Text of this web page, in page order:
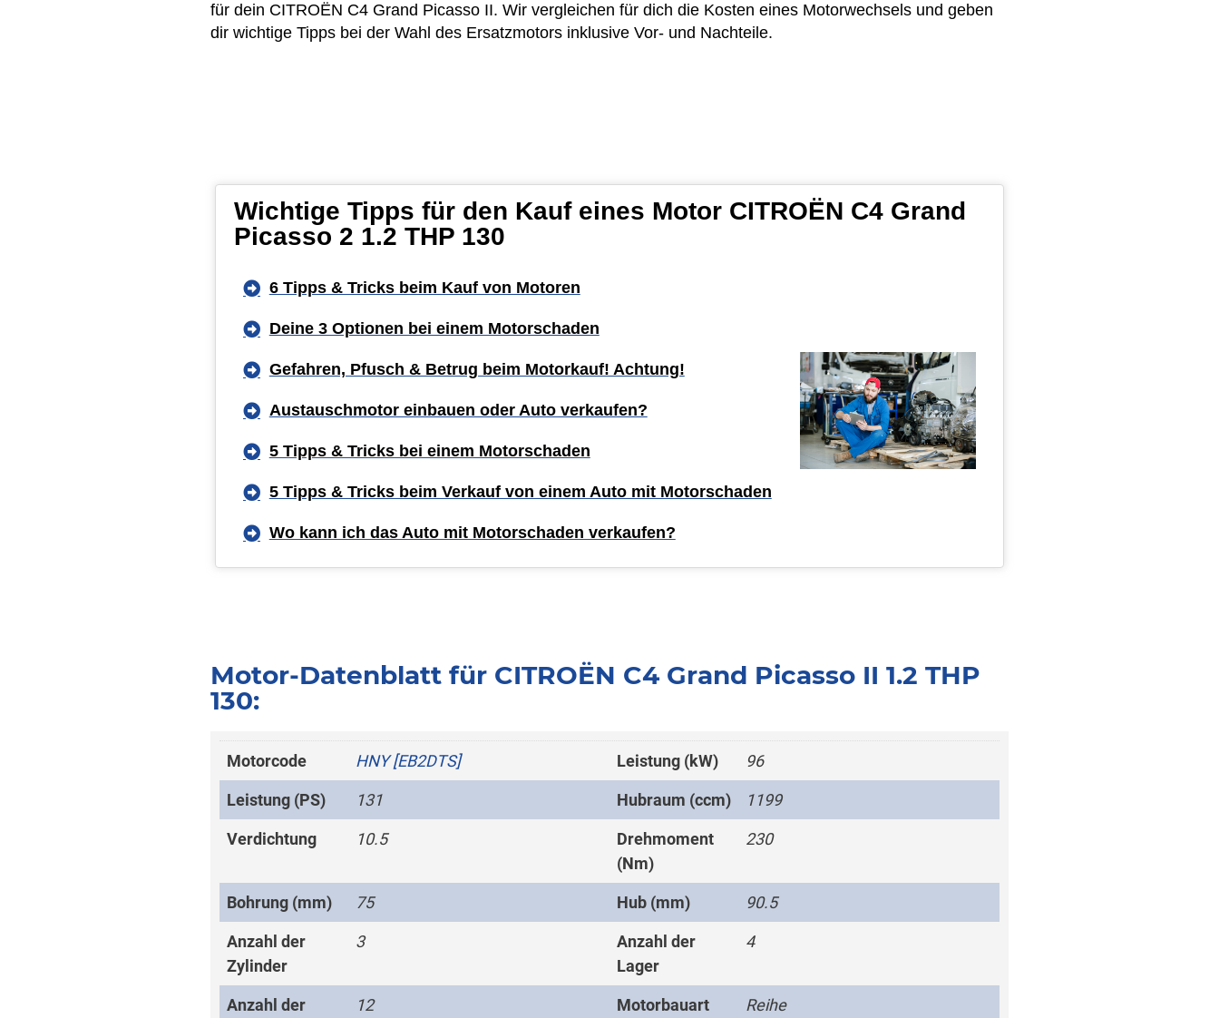
für dein CITROËN C4 Grand Picasso II. Wir vergleichen für dich die Kosten eines Motorwechsels und geben
dir wichtige Tipps bei der Wahl des Ersatzmotors inklusive Vor- und Nachteile.
Wichtige Tipps für den Kauf eines Motor CITROËN C4 Grand
Picasso 2 1.2 THP 130
6 Tipps & Tricks beim Kauf von Motoren
Deine 3 Optionen bei einem Motorschaden
Gefahren, Pfusch & Betrug beim Motorkauf! Achtung!
Austauschmotor einbauen oder Auto verkaufen?
5 Tipps & Tricks bei einem Motorschaden
5 Tipps & Tricks beim Verkauf von einem Auto mit Motorschaden
Wo kann ich das Auto mit Motorschaden verkaufen?
Motor-Datenblatt für CITROËN C4 Grand Picasso II 1.2 THP
130:
Motorcode HNY [EB2DTS] Leistung (kW) 96
Leistung (PS) 131 Hubraum (ccm) 1199
Verdichtung 10.5
Drehmoment
(Nm)
230
Bohrung (mm) 75 Hub (mm) 90.5
Anzahl der
Zylinder
3
Anzahl der
Lager
4
Anzahl der
12 Motorbauart Reihe